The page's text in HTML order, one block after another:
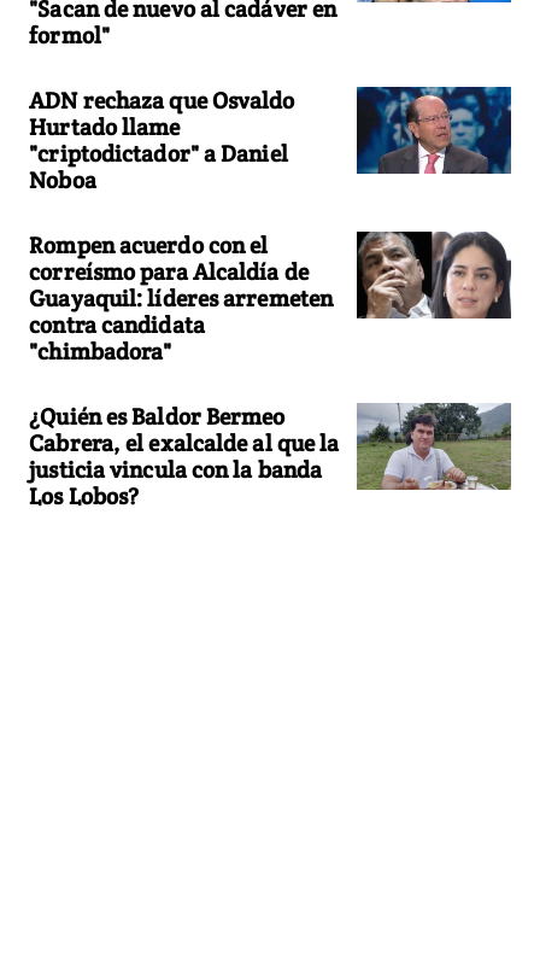
"Sacan de nuevo al cadáver en
formol"
ADN rechaza que Osvaldo
Hurtado llame
"criptodictador" a Daniel
Noboa
Rompen acuerdo con el
correísmo para Alcaldía de
Guayaquil: líderes arremeten
contra candidata
"chimbadora"
¿Quién es Baldor Bermeo
Cabrera, el exalcalde al que la
justicia vincula con la banda
Los Lobos?